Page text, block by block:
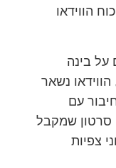
הווידאו
על בינה
נשאר
עם
סרטון שמקבל
צפיות